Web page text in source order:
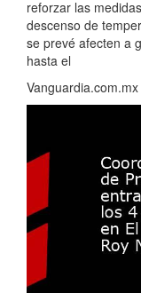
reforzar las
descenso de
se prevé afecten a
hasta el
Vanguardia.com.mx